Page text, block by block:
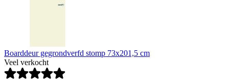
Boarddeur gegrondverfd stomp 73x201,5 cm
Veel verkocht